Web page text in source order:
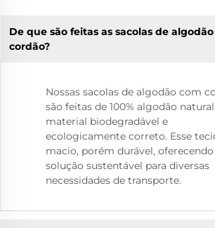
De que são feitas as sacolas de
cordão?
Nossas sacolas de algodão com
são feitas de 100% algodão
material biodegradável e
ecologicamente correto. Esse
macio, porém durável,
solução sustentável para diversas
necessidades de transporte.